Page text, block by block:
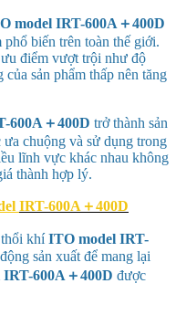
model IRT-600A＋400D
biến trên toàn thế giới.
điểm vượt trội như độ
sản phẩm thấp nên tăng
600A＋400D trở thành sản
chuộng và sử dụng trong
lĩnh vực khác nhau không
thành hợp lý.
IRT-600A＋400D
thổi khíITO model IRT-
sản xuất để mang lại
IRT-600A＋400D được